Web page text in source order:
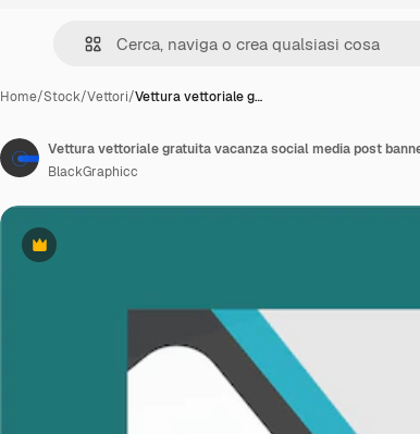
Home/Stock/Vettori/Vettura vettoriale g…
Premium
BlackGraphicc